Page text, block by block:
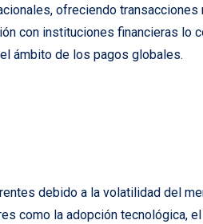
ofreciendo transacciones
con instituciones financieras lo
ámbito de los pagos globales.
debido a la volatilidad del
como la adopción tecnológica,